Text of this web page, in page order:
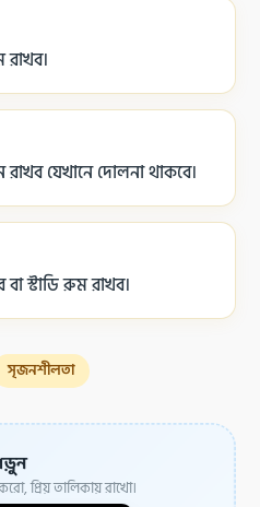
যেখানে দোলনা থাকবে।
স্টাডি রুম রাখব।
সৃজনশীলতা
প্রিয় তালিকায় রাখো।